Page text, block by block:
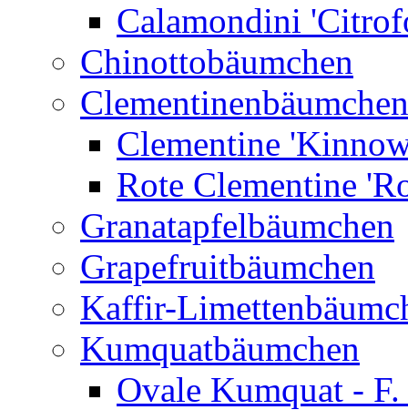
Calamondini
Chinottobäumchen
Clementinenbäumchen
Clementine
Rote Clementine
Granatapfelbäumchen
Grapefruitbäumchen
Kaffir-
Kumquatbäumchen
Ovale Kumquat -